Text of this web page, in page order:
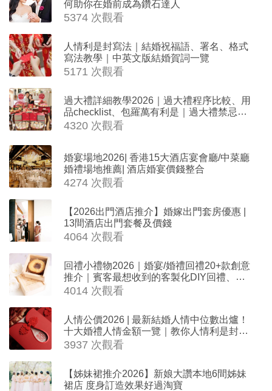
何助你在婚前成為鑽石達人
5374 次觀看
人情利是封寫法｜結婚祝福語、署名、格式
寫法教學｜中英文版結婚賀詞一覽
5171 次觀看
過大禮詳細教學2026｜過大禮程序比較、用
品checklist、包羅萬有利是｜過大禮禁忌及
吉祥說話
4320 次觀看
婚宴場地2026| 香港15大酒店宴會廳/中菜廳
婚禮場地推薦| 酒店婚宴價錢整合
4274 次觀看
【2026出門酒店推介】婚嫁出門套房優惠 |
13間酒店出門套餐及價錢
4064 次觀看
回禮小禮物2026｜婚宴/婚禮回禮20+款創意
推介｜賓客最想收到的客製化DIY回禮、姊
妹禮物（持續更新）
4014 次觀看
人情公價2026 | 最新結婚人情中位數出爐！
十大婚禮人情金額一覽｜教你人情利是封寫
法
3937 次觀看
【姊妹裙推介2026】新娘大讚本地6間姊妹
裙店 度身訂造效果好過淘寶